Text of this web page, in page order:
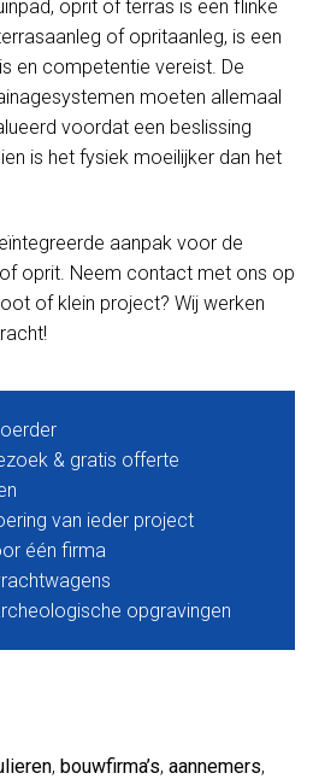
oprit of terras is een flinke
of opritaanleg, is een
en competentie vereist. De
moeten allemaal
voordat een beslissing
is het fysiek moeilijker dan het
aanpak voor de
oprit. Neem contact met ons op
of klein project? Wij werken
& gratis offerte
van ieder project
één firma
opgravingen
, bouwfirma’s, aannemers,